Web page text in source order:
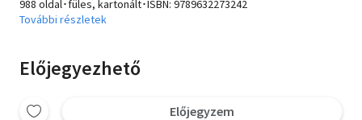
988 oldal･füles, kartonált･ISBN: 9789632273242
További részletek
Előjegyezhető
Előjegyzem